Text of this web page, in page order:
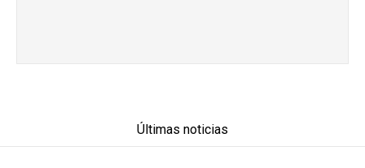
Últimas noticias